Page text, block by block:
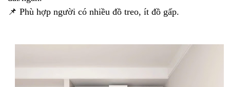
📌 Phù hợp người có nhiều đồ treo, ít đồ gấp.